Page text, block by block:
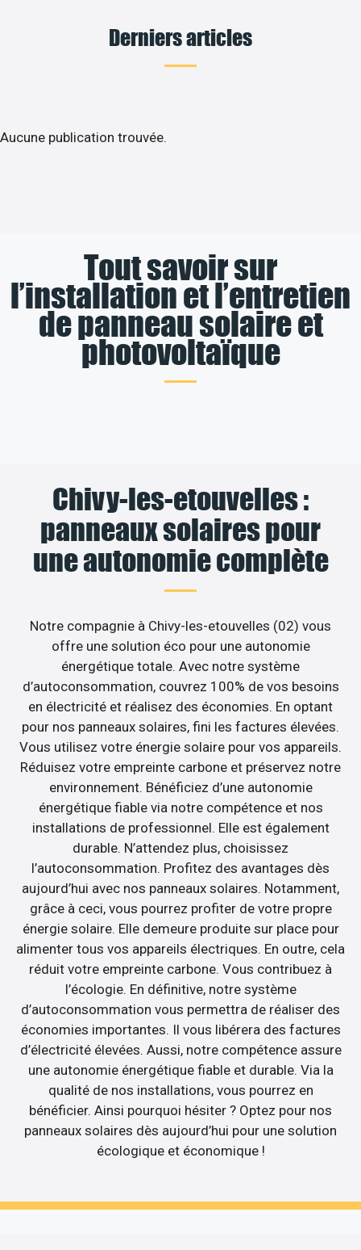
Derniers articles
Aucune publication trouvée.
Tout savoir sur
l’installation et l’entretien
de panneau solaire et
photovoltaïque
Chivy-les-etouvelles :
panneaux solaires pour
une autonomie complète
Notre compagnie à Chivy-les-etouvelles (02) vous
offre une solution éco pour une autonomie
énergétique totale. Avec notre système
d’autoconsommation, couvrez 100% de vos besoins
en électricité et réalisez des économies. En optant
pour nos panneaux solaires, fini les factures élevées.
Vous utilisez votre énergie solaire pour vos appareils.
Réduisez votre empreinte carbone et préservez notre
environnement. Bénéficiez d’une autonomie
énergétique fiable via notre compétence et nos
installations de professionnel. Elle est également
durable. N’attendez plus, choisissez
l’autoconsommation. Profitez des avantages dès
aujourd’hui avec nos panneaux solaires. Notamment,
grâce à ceci, vous pourrez profiter de votre propre
énergie solaire. Elle demeure produite sur place pour
alimenter tous vos appareils électriques. En outre, cela
réduit votre empreinte carbone. Vous contribuez à
l’écologie. En définitive, notre système
d’autoconsommation vous permettra de réaliser des
économies importantes. Il vous libérera des factures
d’électricité élevées. Aussi, notre compétence assure
une autonomie énergétique fiable et durable. Via la
qualité de nos installations, vous pourrez en
bénéficier. Ainsi pourquoi hésiter ? Optez pour nos
panneaux solaires dès aujourd’hui pour une solution
écologique et économique !